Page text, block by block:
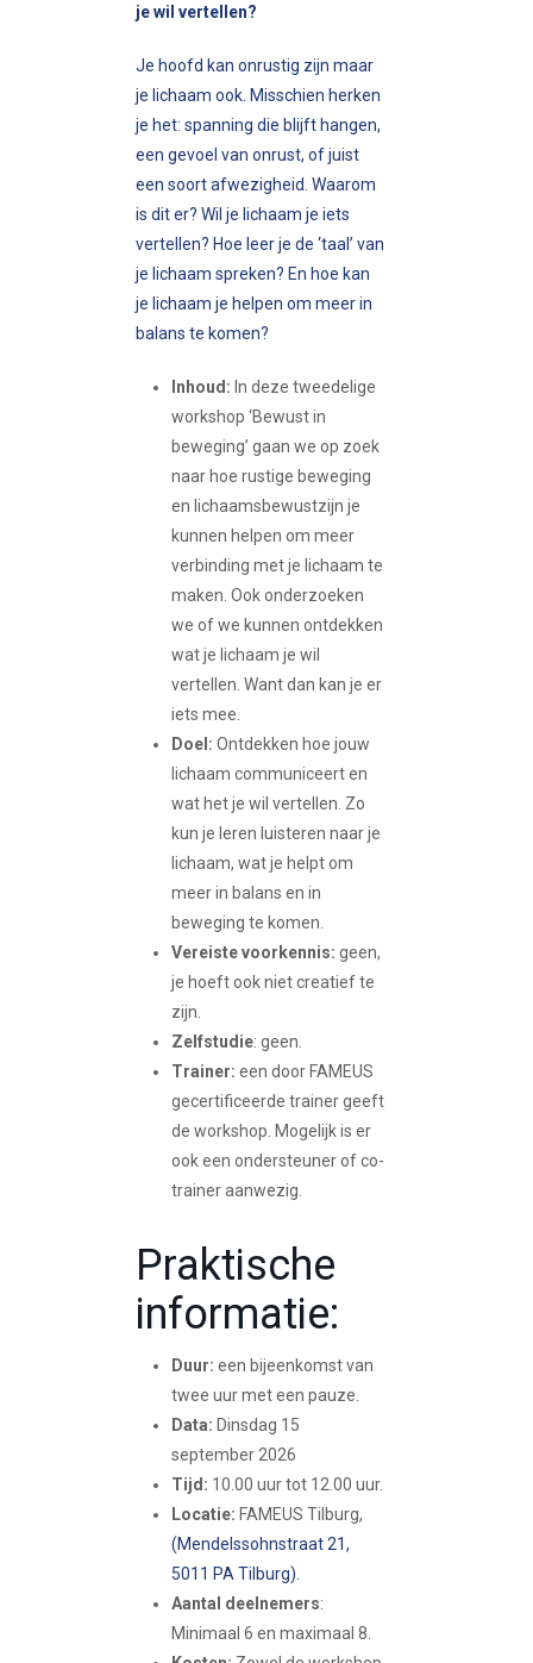
je wil vertellen?
Je hoofd kan onrustig zijn maar
je lichaam ook. Misschien herken
je het: spanning die blijft hangen,
een gevoel van onrust, of juist
een soort afwezigheid. Waarom
is dit er? Wil je lichaam je iets
vertellen? Hoe leer je de ‘taal’ van
je lichaam spreken? En hoe kan
je lichaam je helpen om meer in
balans te komen?
Inhoud: In deze tweedelige
workshop ‘Bewust in
beweging’ gaan we op zoek
naar hoe rustige beweging
en lichaamsbewustzijn je
kunnen helpen om meer
verbinding met je lichaam te
maken. Ook onderzoeken
we of we kunnen ontdekken
wat je lichaam je wil
vertellen. Want dan kan je er
iets mee.
Doel: Ontdekken hoe jouw
lichaam communiceert en
wat het je wil vertellen. Zo
kun je leren luisteren naar je
lichaam, wat je helpt om
meer in balans en in
beweging te komen.
Vereiste voorkennis: geen,
je hoeft ook niet creatief te
zijn.
Zelfstudie: geen.
Trainer: een door FAMEUS
gecertificeerde trainer geeft
de workshop. Mogelijk is er
ook een ondersteuner of co-
trainer aanwezig.
Praktische
informatie:
Duur: een bijeenkomst van
twee uur met een pauze.
Data: Dinsdag 15
september 2026
Tijd: 10.00 uur tot 12.00 uur.
Locatie: FAMEUS Tilburg,
(Mendelssohnstraat 21,
5011 PA Tilburg).
Aantal deelnemers:
Minimaal 6 en maximaal 8.